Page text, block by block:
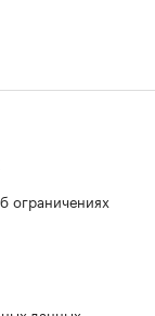
ограничениях